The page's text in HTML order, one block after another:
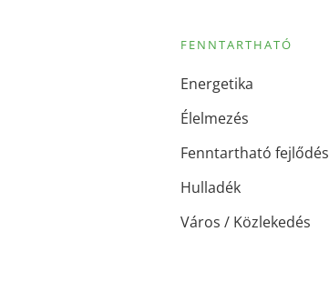
FENNTARTHATÓ
Energetika
Élelmezés
Fenntartható fejlődés
Hulladék
Város / Közlekedés